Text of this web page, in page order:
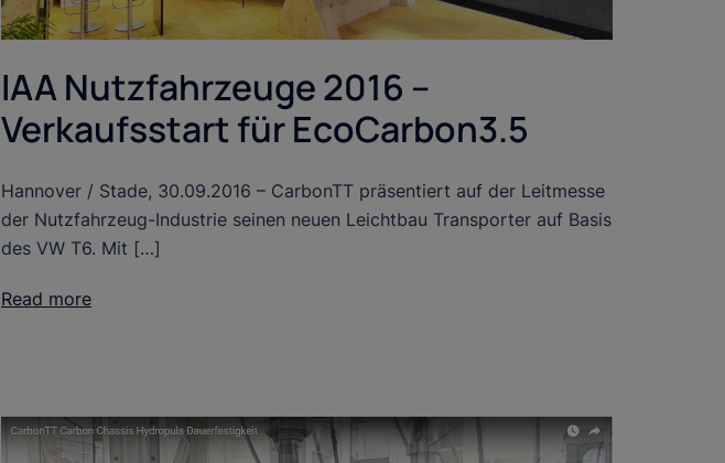
IAA Nutzfahrzeuge 2016 –
Verkaufsstart für EcoCarbon3.5
Hannover / Stade, 30.09.2016 – CarbonTT präsentiert auf der Leitmesse
der Nutzfahrzeug-Industrie seinen neuen Leichtbau Transporter auf Basis
des VW T6. Mit […]
Read more